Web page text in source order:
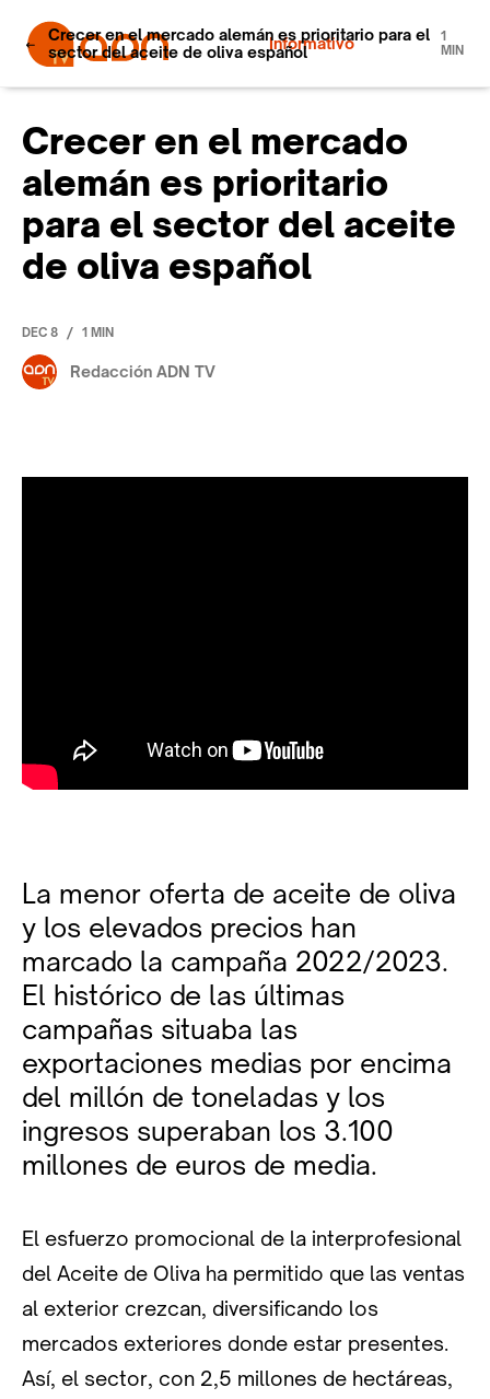
Informativo
Crecer en el mercado alemán es prioritario para el
sector del aceite de oliva español
1
MIN
Crecer en el mercado
alemán es prioritario
para el sector del aceite
de oliva español
DEC 8 / 1 MIN
Redacción ADN TV
La menor oferta de aceite de oliva
y los elevados precios han
marcado la campaña 2022/2023.
El histórico de las últimas
campañas situaba las
exportaciones medias por encima
del millón de toneladas y los
ingresos superaban los 3.100
millones de euros de media.
El esfuerzo promocional de la interprofesional
del Aceite de Oliva ha permitido que las ventas
al exterior crezcan, diversificando los
mercados exteriores donde estar presentes.
Así, el sector, con 2,5 millones de hectáreas,